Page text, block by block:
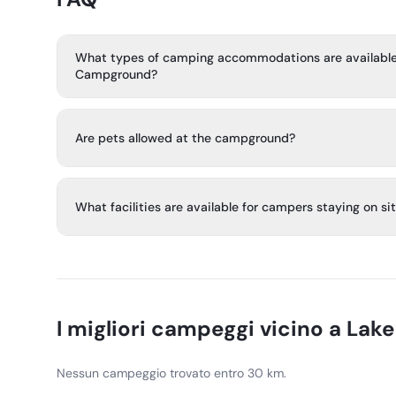
What types of camping accommodations are
Campground?
sites, and a 26-guest bunkhouse.
Are pets allowed at the campground?
are not allowed in deluxe cabins, the bunkhouse,
What facilities are available for campers staying on
house, a pavilion for gatherings, and a dump station.
I migliori campeggi vicino a
Nessun campeggio trovato entro 30 km.